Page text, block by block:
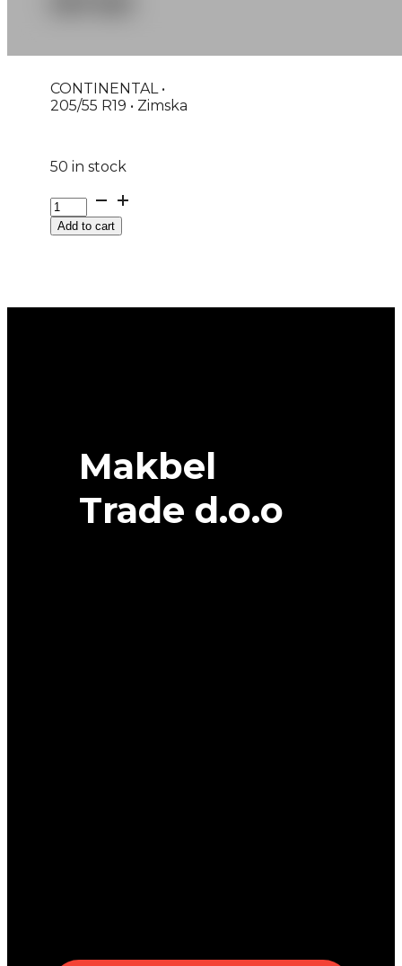
CONTINENTAL •
205/55 R19 • Zimska
50 in stock
G205/55R19
97H
XLAdd to cart
Makbel
Trade d.o.o